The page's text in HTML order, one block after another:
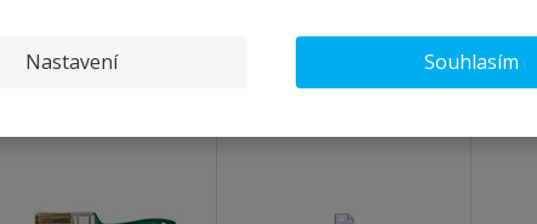
Nastavení Souhlasím
Související